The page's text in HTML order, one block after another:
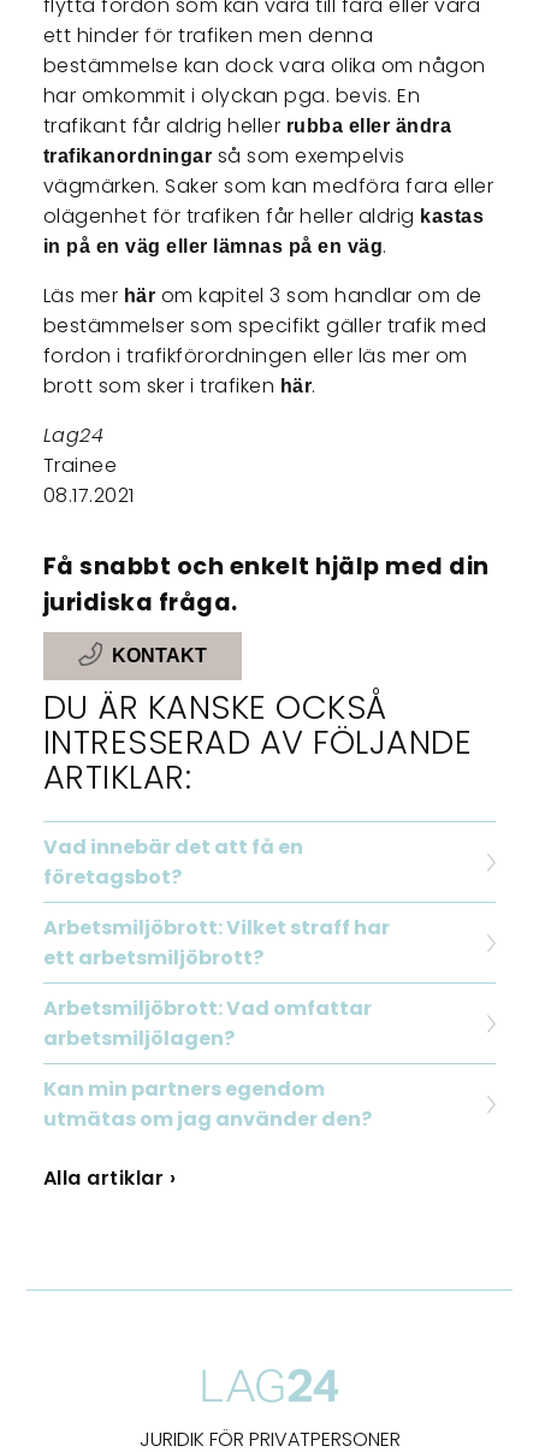
flytta fordon som kan vara till fara eller vara
ett hinder för trafiken men denna
bestämmelse kan dock vara olika om någon
har omkommit i olyckan pga. bevis. En
trafikant får aldrig heller rubba eller ändra
trafikanordningar så som exempelvis
vägmärken. Saker som kan medföra fara eller
olägenhet för trafiken får heller aldrig kastas
in på en väg eller lämnas på en väg.
Läs mer här om kapitel 3 som handlar om de
bestämmelser som specifikt gäller trafik med
fordon i trafikförordningen eller läs mer om
brott som sker i trafiken här.
Lag24
Trainee
08.17.2021
Få snabbt och enkelt hjälp med din
juridiska fråga.
KONTAKT
DU ÄR KANSKE OCKSÅ
INTRESSERAD AV FÖLJANDE
ARTIKLAR:
Vad innebär det att få en
företagsbot?
Arbetsmiljöbrott: Vilket straff har
ett arbetsmiljöbrott?
Arbetsmiljöbrott: Vad omfattar
arbetsmiljölagen?
Kan min partners egendom
utmätas om jag använder den?
Alla artiklar ›
JURIDIK FÖR PRIVATPERSONER